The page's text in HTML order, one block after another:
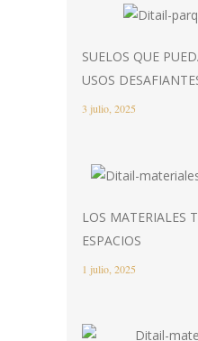
SUELOS QUE
USOS
3 julio, 2025
LOS MATERIALES
ESPACIOS
1 julio, 2025